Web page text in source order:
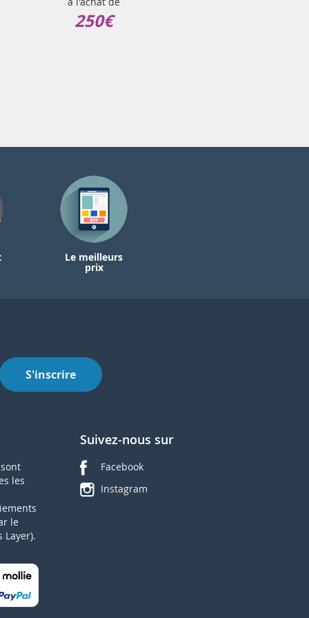
250€
Le meilleurs
prix
S'inscrire
les
le
Layer).
Suivez-nous sur
Facebook
Instagram